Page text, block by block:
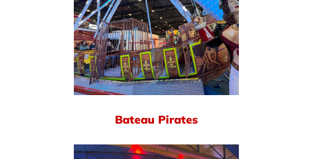
Bateau Pirates